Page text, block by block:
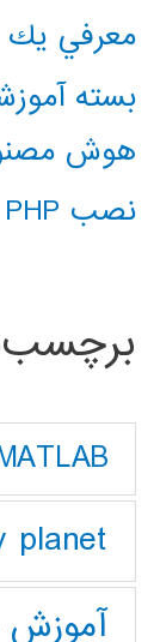
معرفي يك
بسته
هوش
نصب PHP و composer در ویندوز 10
planet
آموزش MATLAB